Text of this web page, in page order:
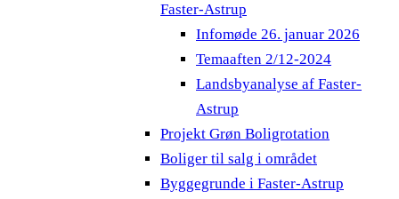
Faster-Astrup
Infomøde 26. januar 2026
Temaaften 2/12-2024
Landsbyanalyse af Faster-
Astrup
Projekt Grøn Boligrotation
Boliger til salg i området
Byggegrunde i Faster-Astrup